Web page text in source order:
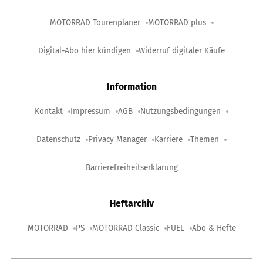
MOTORRAD Tourenplaner MOTORRAD plus
Digital-Abo hier kündigen Widerruf digitaler Käufe
Information
Kontakt Impressum AGB Nutzungsbedingungen
Datenschutz Privacy Manager Karriere Themen
Barrierefreiheitserklärung
Heftarchiv
MOTORRAD PS MOTORRAD Classic FUEL Abo & Hefte